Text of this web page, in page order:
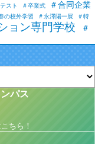
スト ＃卒業式
＃合同企業
の校外学習 ＃永澤陽一展
＃特
ョン専門学校
＃
パス
ちら！